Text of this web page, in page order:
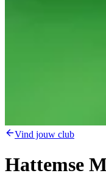
Vind jouw club
Hattemse